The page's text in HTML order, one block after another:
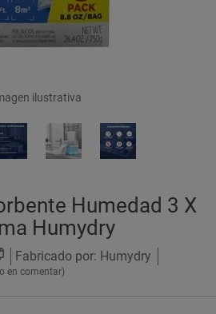
ilustrativa
Humedad 3 X
Humydry
Fabricado por: Humydry
en comentar)